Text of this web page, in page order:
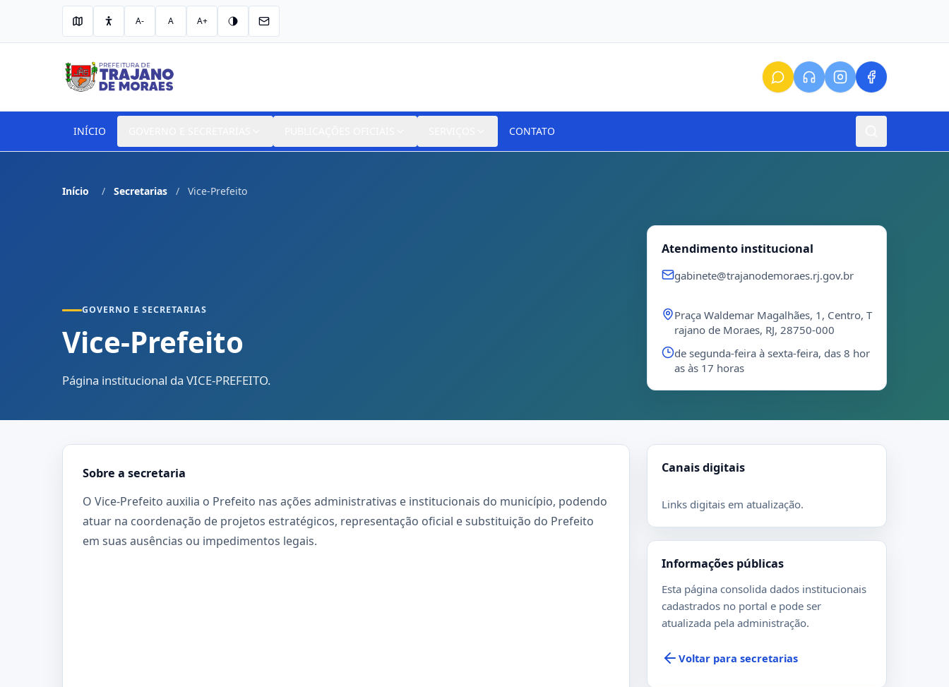
A- A A+
INÍCIO CONTATO
Início Secretarias Vice-Prefeito
GOVERNO E SECRETARIAS
Vice-Prefeito
Página institucional da VICE-PREFEITO.
Atendimento institucional
gabinete@trajanodemoraes.rj.gov.br
Praça Waldemar Magalhães, 1, Centro, T
rajano de Moraes, RJ, 28750-000
de segunda-feira à sexta-feira, das 8 hor
as às 17 horas
Sobre a secretaria
O Vice-Prefeito auxilia o Prefeito nas ações administrativas e institucionais do município, podendo
atuar na coordenação de projetos estratégicos, representação oficial e substituição do Prefeito
em suas ausências ou impedimentos legais.
Canais digitais
Links digitais em atualização.
Informações públicas
Esta página consolida dados institucionais
cadastrados no portal e pode ser
atualizada pela administração.
Voltar para secretarias